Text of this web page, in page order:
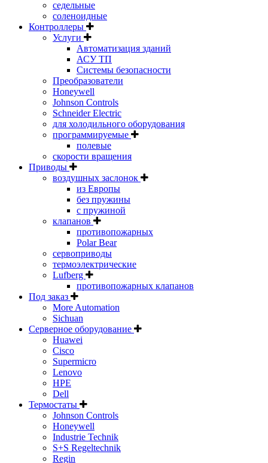
седельные
соленоидные
Контроллеры
Услуги
Автоматизация зданий
АСУ ТП
Системы безопасности
Преобразователи
Honeywell
Johnson Controls
Schneider Electric
для холодильного оборудования
программируемые
полевые
скорости вращения
Приводы
воздушных заслонок
из Европы
без пружины
с пружиной
клапанов
противопожарных
Polar Bear
сервоприводы
термоэлектрические
Lufberg
противопожарных клапанов
Под заказ
More Automation
Sichuan
Серверное оборудование
Huawei
Cisco
Supermicro
Lenovo
HPE
Dell
Термостаты
Johnson Controls
Honeywell
Industrie Technik
S+S Regeltechnik
Regin